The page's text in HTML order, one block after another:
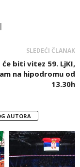
SLEDEĆI ČLANAK
će biti vitez 59. LjKI,
na hipodromu od
13.30h
AUTORA